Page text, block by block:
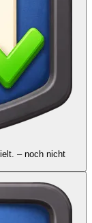
– noch nicht